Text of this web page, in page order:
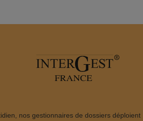
nos gestionnaires de dossiers déploient